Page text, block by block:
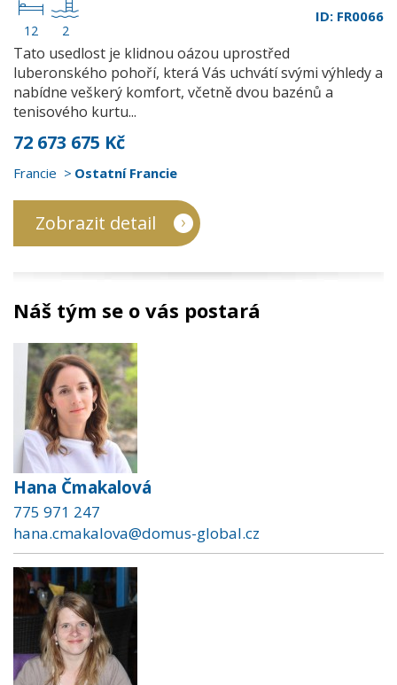
12 2
ID: FR0066
Tato usedlost je klidnou oázou uprostřed
luberonského pohoří, která Vás uchvátí svými výhledy a
nabídne veškerý komfort, včetně dvou bazénů a
tenisového kurtu...
72 673 675 Kč
Francie Ostatní Francie
Zobrazit detail
Náš tým se o vás postará
Hana Čmakalová
775 971 247
hana.cmakalova@domus-global.cz